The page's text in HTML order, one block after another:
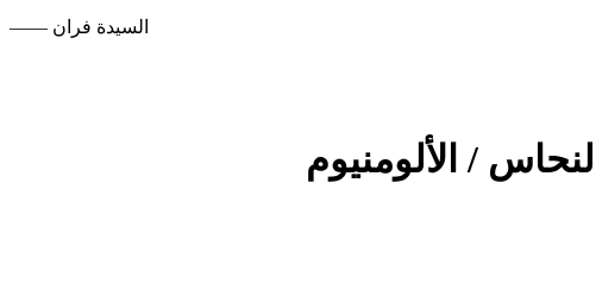
—— السيدة فران
/ الألومنيوم